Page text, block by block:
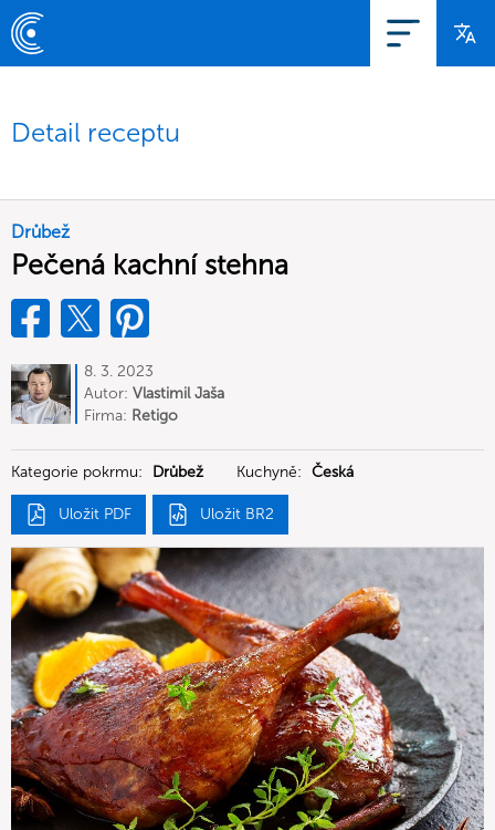
Detail receptu
Drůbež
Pečená kachní stehna
8. 3. 2023
Autor: Vlastimil Jaša
Firma: Retigo
Kategorie pokrmu: Drůbež Kuchyně: Česká
Uložit PDF Uložit BR2